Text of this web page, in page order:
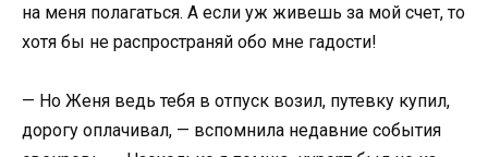
на меня полагаться. А если уж живешь за мой счет, то
хотя бы не распространяй обо мне гадости!
— Но Женя ведь тебя в отпуск возил, путевку купил,
дорогу оплачивал, — вспомнила недавние события